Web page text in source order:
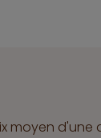
moyen d'une